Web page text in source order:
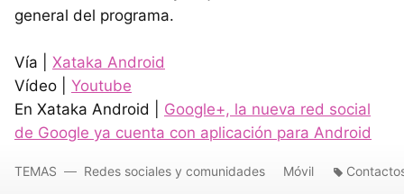
general del programa.
Vía | Xataka Android
Vídeo | Youtube
En Xataka Android | Google+, la nueva red social
de Google ya cuenta con aplicación para Android
TEMAS Redes sociales y comunidades Móvil